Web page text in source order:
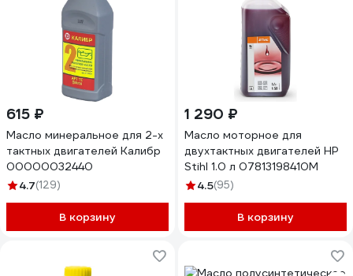
615 ₽
Масло минеральное для 2-х
тактных двигателей Калибр
00000032440
4.7(129)
В корзину
1 290 ₽
Масло моторное для
двухтактных двигателей НР
Stihl 1.0 л 07813198410M
4.5(95)
В корзину